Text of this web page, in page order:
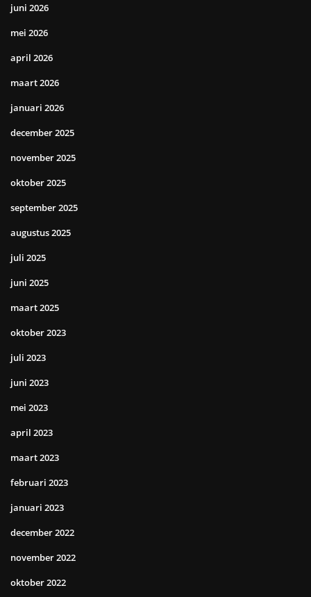
juni 2026
mei 2026
april 2026
maart 2026
januari 2026
december 2025
november 2025
oktober 2025
september 2025
augustus 2025
juli 2025
juni 2025
maart 2025
oktober 2023
juli 2023
juni 2023
mei 2023
april 2023
maart 2023
februari 2023
januari 2023
december 2022
november 2022
oktober 2022